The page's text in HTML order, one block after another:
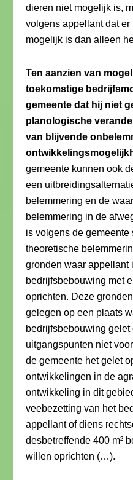
dieren niet mogelijk is,
volgens appellant dat
mogelijk is dan alleen
Ten aanzien van
toekomstige
gemeente dat hij niet
planologische
van blijvende
gemeente kunnen ook
een
belemmering en de
belemmering in de
is volgens de gemeente
theoretische
gronden waar appellant
bedrijfsbebouwing met
oprichten. Deze
gelegen op een plaats
bedrijfsbebouwing
uitgangspunten niet
de gemeente het gelet
ontwikkelingen in de
ontwikkeling in dit
veebezetting van het
appellant of diens
desbetreffende 400 m²
willen oprichten (…).